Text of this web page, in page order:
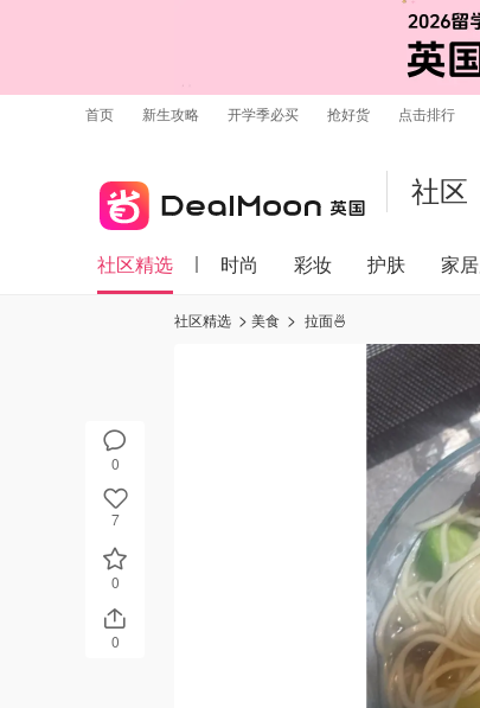
首页 新生攻略 开学季必买 抢好货 点击排行
社区
社区精选 时尚 彩妆 护肤 家
0
7
0
0
社区精选 美食 拉面🍜